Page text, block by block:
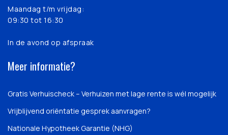
Maandag t/m vrijdag:
09:30 tot 16:30
In de avond op afspraak
Meer informatie?
Gratis Verhuischeck – Verhuizen met lage rente is wél mogelijk
Vrijblijvend oriëntatie gesprek aanvragen?
Nationale Hypotheek Garantie (NHG)